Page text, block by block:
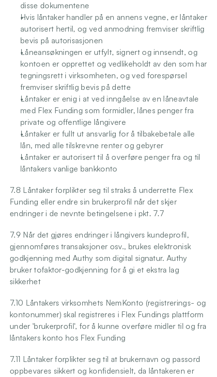
disse dokumentene
Hvis låntaker handler på en annens vegne, er låntaker
autorisert hertil, og ved anmodning fremviser skriftlig
bevis på autorisasjonen
Låneansøkningen er utfylt, signert og innsendt, og
kontoen er opprettet og vedlikeholdt av den som har
tegningsrett i virksomheten, og ved forespørsel
fremviser skriftlig bevis på dette
Låntaker er enig i at ved inngåelse av en låneavtale
med Flex Funding som formidler, lånes penger fra
private og offentlige långivere
Låntaker er fullt ut ansvarlig for å tilbakebetale alle
lån, med alle tilskrevne renter og gebyrer
Låntaker er autorisert til å overføre penger fra og til
låntakers vanlige bankkonto
7.8 Låntaker forplikter seg til straks å underrette Flex
Funding eller endre sin brukerprofil når det skjer
endringer i de nevnte betingelsene i pkt. 7.7
7.9 Når det gjøres endringer i långivers kundeprofil,
gjennomføres transaksjoner osv., brukes elektronisk
godkjenning med Authy som digital signatur. Authy
bruker tofaktor-godkjenning for å gi et ekstra lag
sikkerhet
7.10 Låntakers virksomhets NemKonto (registrerings- og
kontonummer) skal registreres i Flex Fundings plattform
under 'brukerprofil', for å kunne overføre midler til og fra
låntakers konto hos Flex Funding
7.11 Låntaker forplikter seg til at brukernavn og passord
oppbevares sikkert og konfidensielt, da låntakeren er